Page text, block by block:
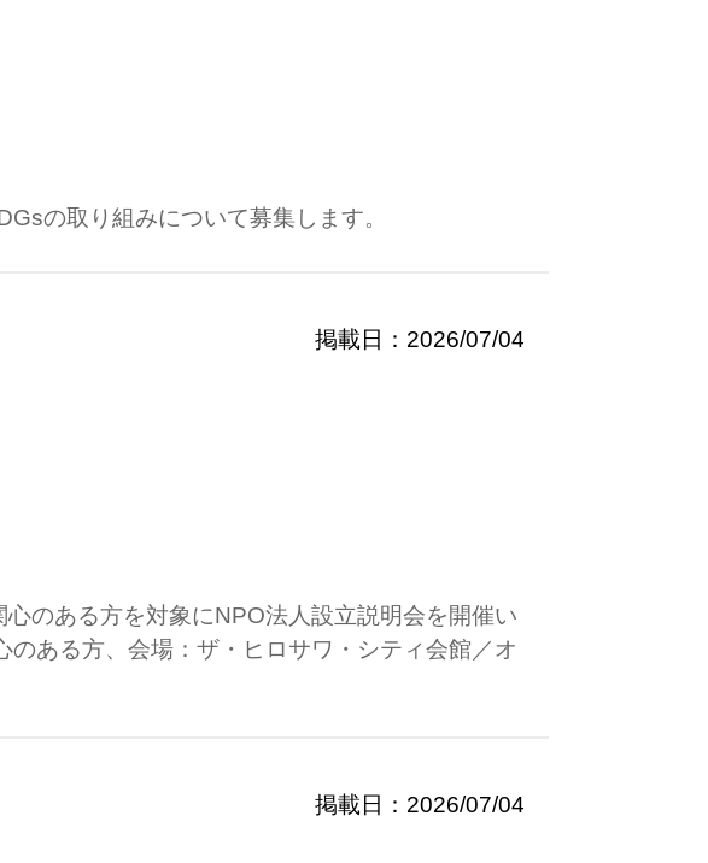
の取り組みについて募集します。
掲載日：2026/07/04
のある方を対象にNPO法人設立説明会を開催い
ある方、会場：ザ・ヒロサワ・シティ会館／オ
掲載日：2026/07/04